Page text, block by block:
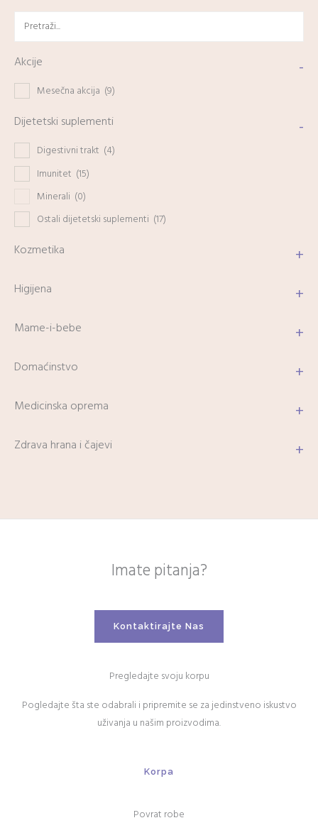
Akcije -
Mesečna akcija (9)
Dijetetski suplementi -
Digestivni trakt (4)
Imunitet (15)
Minerali (0)
Ostali dijetetski suplementi (17)
Kozmetika +
Higijena +
Mame-i-bebe +
Domaćinstvo +
Medicinska oprema +
Zdrava hrana i čajevi +
Imate pitanja?
Kontaktirajte Nas
Pregledajte svoju korpu
Pogledajte šta ste odabrali i pripremite se za jedinstveno iskustvo
uživanja u našim proizvodima.
Korpa
Povrat robe